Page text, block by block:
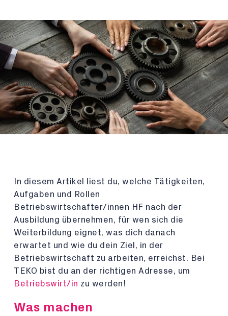
In diesem Artikel liest du, welche Tätigkeiten,
Aufgaben und Rollen
Betriebswirtschafter/innen HF nach der
Ausbildung übernehmen, für wen sich die
Weiterbildung eignet, was dich danach
erwartet und wie du dein Ziel, in der
Betriebswirtschaft zu arbeiten, erreichst. Bei
TEKO bist du an der richtigen Adresse, um
Betriebswirt/in zu werden!
Was machen